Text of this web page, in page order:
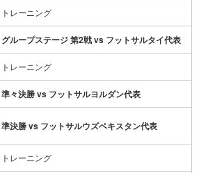
トレーニング
グループステージ 第2戦 vs フットサルタイ代表
トレーニング
準々決勝 vs フットサルヨルダン代表
準決勝 vs フットサルウズベキスタン代表
トレーニング